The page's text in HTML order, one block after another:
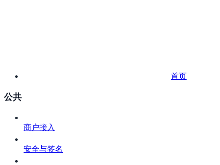
首页
公共
商户接入
安全与签名